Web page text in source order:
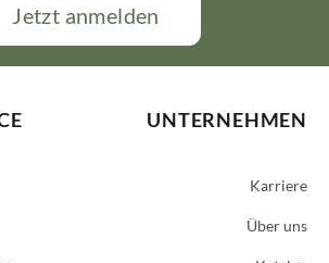
Jetzt anmelden
UNTERNEHMEN
Karriere
Über uns